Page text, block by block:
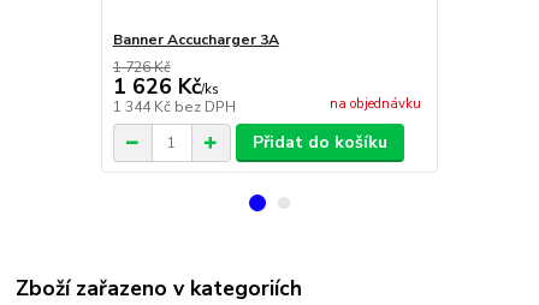
Banner Accucharger 3A
1 726 Kč
1 626 Kč/ks
1 344 Kč bez DPH na objednávku
Přidat do košíku
Zboží zařazeno v kategoriích